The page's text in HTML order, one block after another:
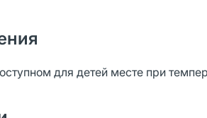
для детей месте при